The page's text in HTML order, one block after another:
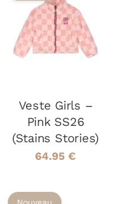
CHOIX DES
OPTIONS CE
PRODUIT
A
OPTIONS
PEUVENT
ÊTRE
CHOISIES
SUR
/
DÉTAILS
Veste Girls –
Pink SS26
(Stains Stories)
64.95 €